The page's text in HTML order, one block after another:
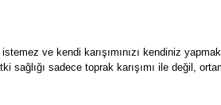
ve kendi karışımınızı kendiniz
sadece toprak karışımı ile değil,